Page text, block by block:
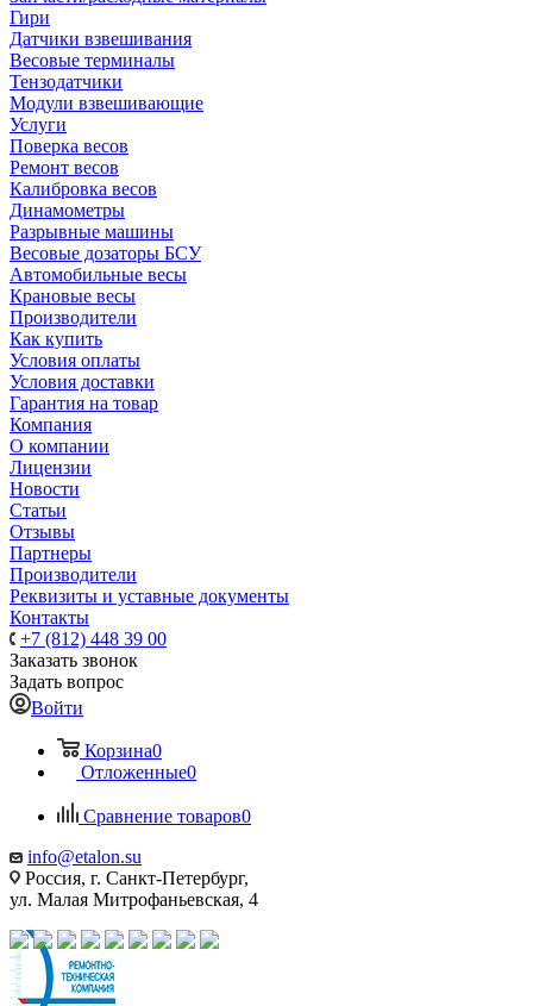
Гири
Датчики взвешивания
Весовые терминалы
Тензодатчики
Модули взвешивающие
Услуги
Поверка весов
Ремонт весов
Калибровка весов
Динамометры
Разрывные машины
Весовые дозаторы БСУ
Автомобильные весы
Крановые весы
Производители
Как купить
Условия оплаты
Условия доставки
Гарантия на товар
Компания
О компании
Лицензии
Новости
Статьи
Отзывы
Партнеры
Производители
Реквизиты и уставные документы
Контакты
+7 (812) 448 39 00
Заказать звонок
Задать вопрос
Войти
Корзина0
Отложенные0
Сравнение товаров0
info@etalon.su
Россия, г. Санкт-Петербург,
ул. Малая Митрофаньевская, 4